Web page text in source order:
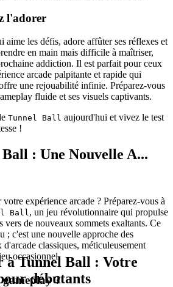
l'adorer
aime les défis, adore affûter ses réflexes et
en main mais difficile à maîtriser,
addiction. Il est parfait pour ceux
arcade palpitante et rapide qui
une rejouabilité infinie. Préparez-vous
fluide et ses visuels captivants.
Tunnel Ball aujourd'hui et vivez le test
!
: Une Nouvelle A...
votre expérience arcade ? Préparez-vous à
Ball, un jeu révolutionnaire qui propulse
vers de nouveaux sommets exaltants. Ce
; c'est une nouvelle approche des
d'arcade classiques, méticuleusement
occasionnel.
?
à Tunnel Ball : Votre
débutants